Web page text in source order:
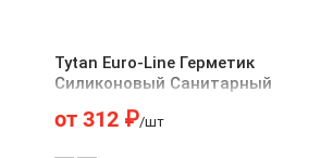
Tytan Euro-Line Герметик
Силиконовый Санитарный
от 312₽/шт